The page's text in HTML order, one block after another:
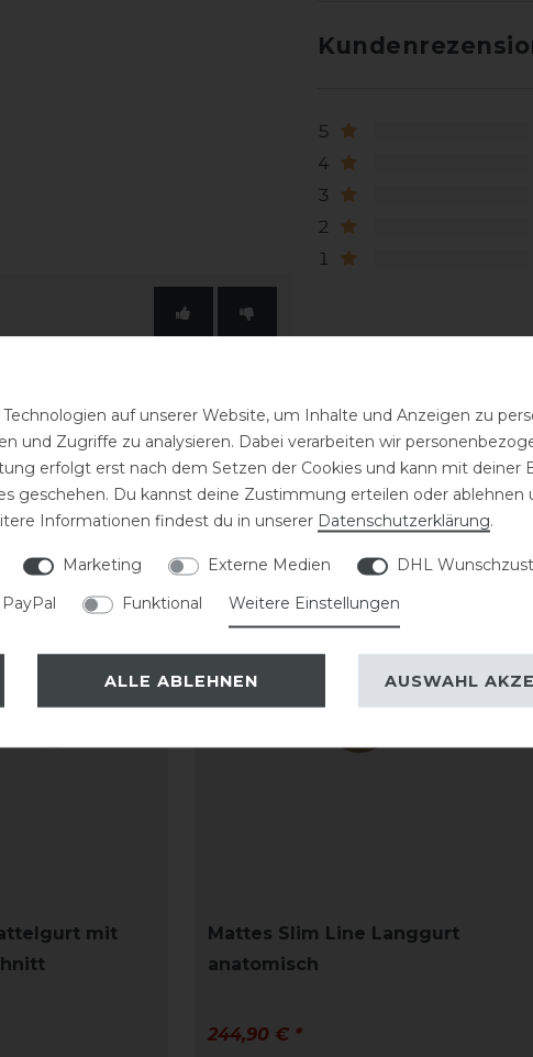
5
4
3
2
1
mit
Mattes Slim Line Langgurt
anatomisch
244,90 € *
auf unserer Website, um Inhalte und Anzeigen zu
und Zugriffe zu analysieren. Dabei verarbeiten wir
erfolgt erst nach dem Setzen der Cookies und kann mit deiner
geschehen. Du kannst deine Zustimmung erteilen oder ablehnen
Informationen findest du in unserer Daten­schutz­erklärung.
Marketing Externe Medien
DHL
PayPal
Funktional Weitere Einstellungen
ALLE ABLEHNEN AUSWAHL